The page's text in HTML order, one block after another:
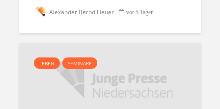
Alexander Bernd Heuer vor 5 Tagen
LEBEN SEMINARE